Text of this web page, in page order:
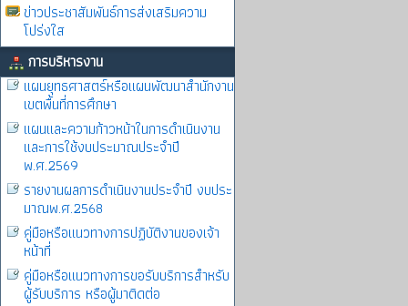
ข่าวประชาสัมพันธ์การส่งเสริมความ
โปร่งใส
การบริหารงาน
แผนยุทธศาสตร์หรือแผนพัฒนาสำนักงาน
เขตพื้นที่การศึกษา
แผนและความก้าวหน้าในการดำเนินงาน
และการใช้งบประมาณประจำปี
พ.ศ.2569
รายงานผลการดำเนินงานประจำปี งบประ
มาณพ.ศ.2568
คู่มือหรือแนวทางการปฏิบัติงานของเจ้า
หน้าที่
คู่มือหรือแนวทางการขอรับบริการสำหรับ
ผู้รับบริการ หรือผู้มาติดต่อ